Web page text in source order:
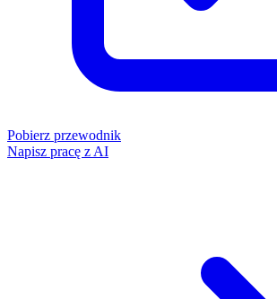
Pobierz przewodnik
Napisz pracę z AI